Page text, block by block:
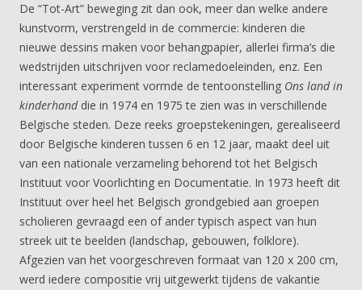
De “Tot-Art” beweging zit dan ook, meer dan welke andere
kunstvorm, verstrengeld in de commercie: kinderen die
nieuwe dessins maken voor behangpapier, allerlei firma’s die
wedstrijden uitschrijven voor reclamedoeleinden, enz. Een
interessant experiment vormde de tentoonstelling Ons land in
kinderhanddie in 1974 en 1975 te zien was in verschillende
Belgische steden. Deze reeks groepstekeningen, gerealiseerd
door Belgische kinderen tussen 6 en 12 jaar, maakt deel uit
van een nationale verzameling behorend tot het Belgisch
Instituut voor Voorlichting en Documentatie. In 1973 heeft dit
Instituut over heel het Belgisch grondgebied aan groepen
scholieren gevraagd een of ander typisch aspect van hun
streek uit te beelden (landschap, gebouwen, folklore).
Afgezien van het voorgeschreven formaat van 120 x 200 cm,
werd iedere compositie vrij uitgewerkt tijdens de vakantie